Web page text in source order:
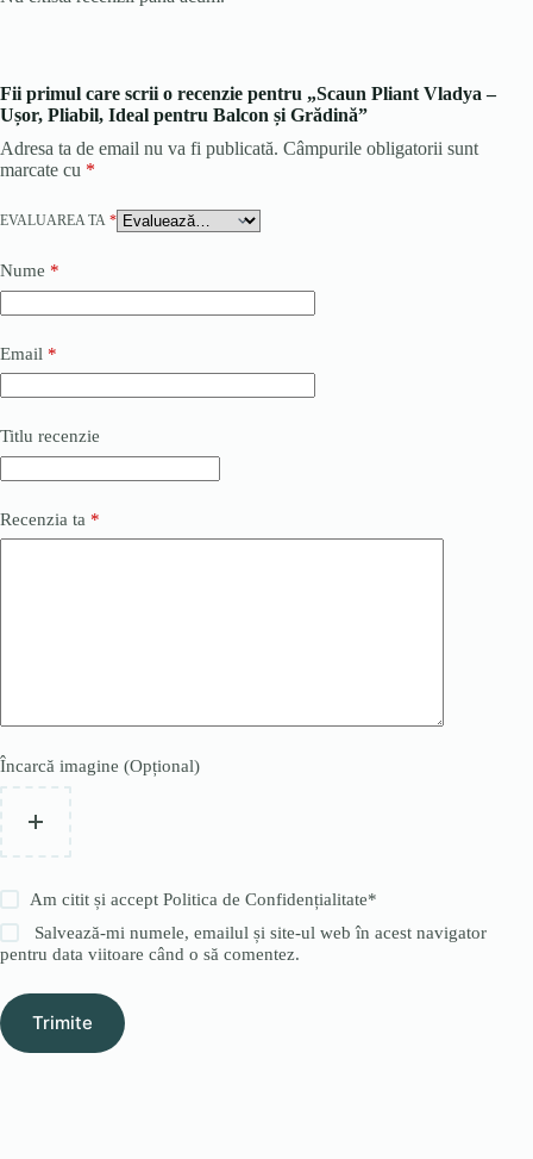
Fii primul care scrii o recenzie pentru „Scaun Pliant Vladya –
Ușor, Pliabil, Ideal pentru Balcon și Grădină”
Adresa ta de email nu va fi publicată. Câmpurile obligatorii sunt
marcate cu *
EVALUAREA TA *
Nume *
Email *
Titlu recenzie
Recenzia ta *
Încarcă imagine (Opțional)
Am citit și acceptPolitica de Confidențialitate*
Salvează-mi numele, emailul și site-ul web în acest navigator
pentru data viitoare când o să comentez.
Trimite